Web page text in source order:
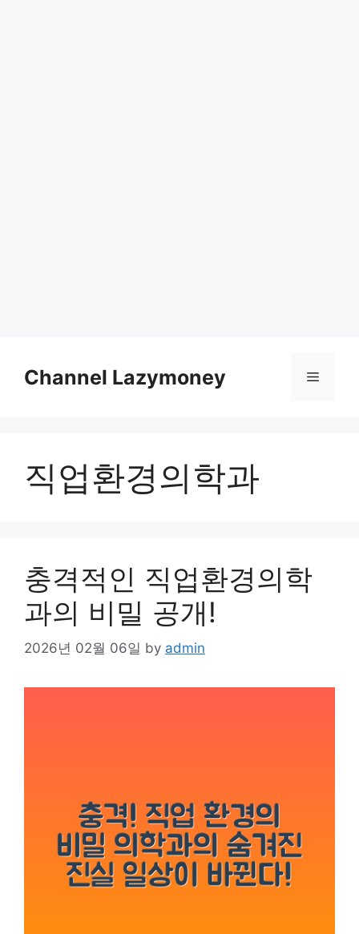
contentChannel Lazymoney Menu
직업환경의학과
충격적인 직업환경의학
과의 비밀 공개!
2026년 02월 06일 by admin